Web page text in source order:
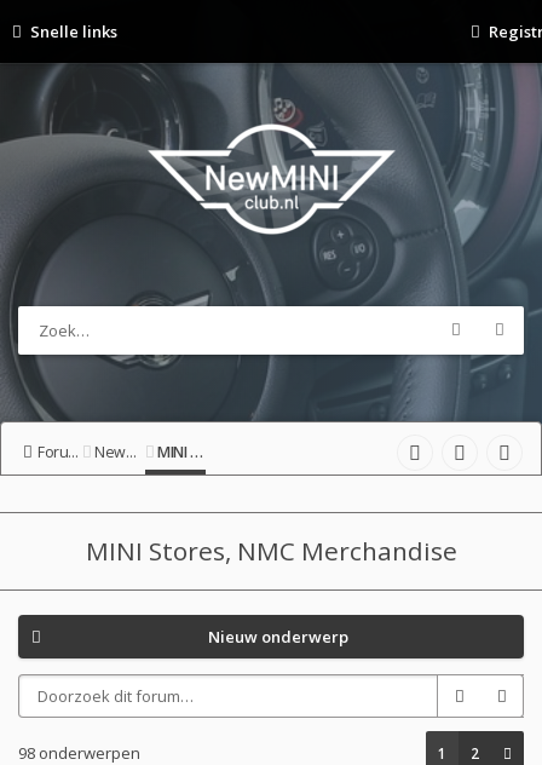
Snelle links
Forumoverzicht NewMINIclub-shop MINI Stores, NMC Merchandise
MINI Stores, NMC Merchandise
Nieuw onderwerp
98 onderwerpen 1 2